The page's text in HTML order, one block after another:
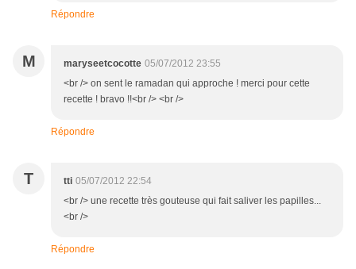
Répondre
M maryseetcocotte 05/07/2012 23:55
<br /> on sent le ramadan qui approche ! merci pour cette
recette ! bravo !!<br /> <br />
Répondre
T tti 05/07/2012 22:54
<br /> une recette très gouteuse qui fait saliver les papilles...
<br />
Répondre